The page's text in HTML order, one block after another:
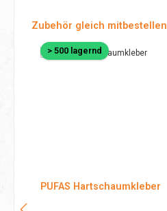
Produktgalerie überspringen
Zubehör gleich mitbestellen
> 500 lagernd
PUFAS Hartschaumkleber